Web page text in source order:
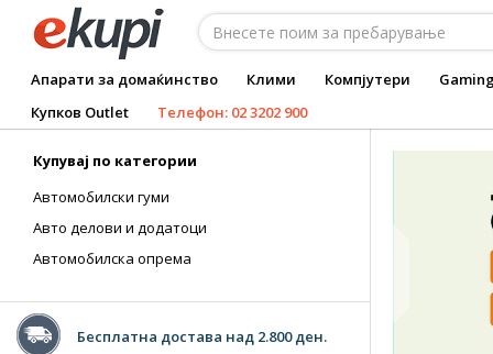
Апарати за домаќинство Клими Компјутери
Купков Outlet
Телефон: 02 3202 900
Купувај по категории
Aвтомобилски гуми
Авто делови и додатоци
Автомобилска опрема
Бесплатна достава над 2.800 ден.